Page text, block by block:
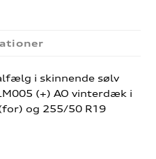
i skinnende sølv
(+) AO vinterdæk i
og 255/50 R19